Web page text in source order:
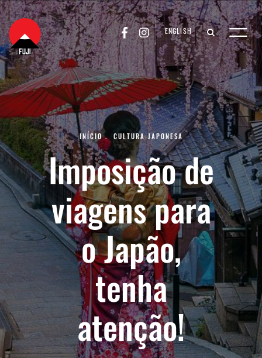
ENGLISH
INÍCIO. CULTURA JAPONESA
Imposição de
viagens para
o Japão,
tenha
atenção!